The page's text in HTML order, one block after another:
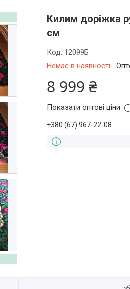
Килим доріжка
см
Немає в наявності
Код: 12099Б
8 999 ₴
Показати оптові ціни
+380 (67) 967-22-08